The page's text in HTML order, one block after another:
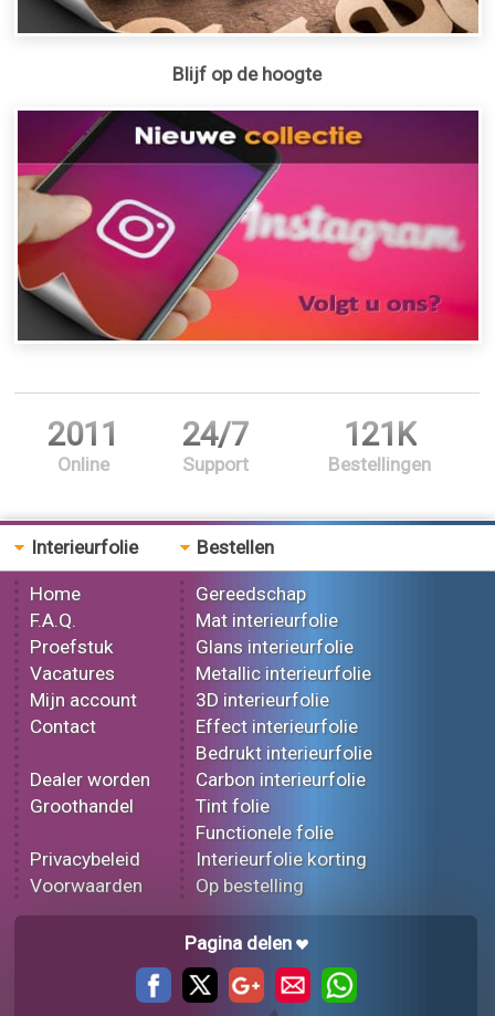
Blijf op de hoogte
2011
Online
24/7
Support
121K
Bestellingen
Interieurfolie
Home
F.A.Q.
Proefstuk
Vacatures
Mijn account
Contact
Dealer worden
Groothandel
Privacybeleid
Voorwaarden
Bestellen
Gereedschap
Mat interieurfolie
Glans interieurfolie
Metallic interieurfolie
3D interieurfolie
Effect interieurfolie
Bedrukt interieurfolie
Carbon interieurfolie
Tint folie
Functionele folie
Interieurfolie korting
Op bestelling
Pagina delen